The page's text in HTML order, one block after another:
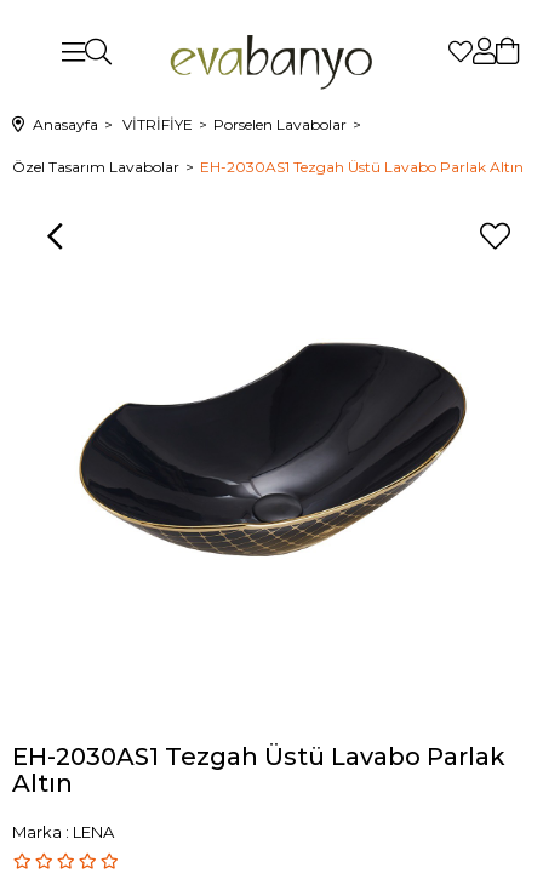
Anasayfa VİTRİFİYE Porselen Lavabolar
Özel Tasarım Lavabolar EH-2030AS1 Tezgah Üstü Lavabo Parlak Altın
EH-2030AS1 Tezgah Üstü Lavabo Parlak
Altın
Marka : LENA